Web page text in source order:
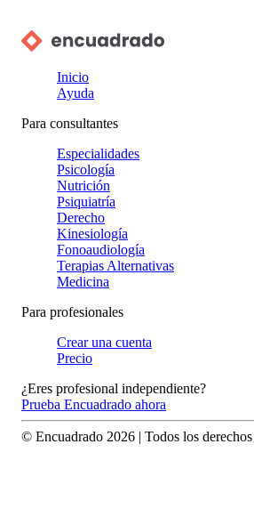
Inicio
Ayuda
Para consultantes
Especialidades
Psicología
Nutrición
Psiquiatría
Derecho
Kinesiología
Fonoaudiología
Terapias Alternativas
Medicina
Para profesionales
Crear una cuenta
Precio
¿Eres profesional independiente?
Prueba Encuadrado ahora
© Encuadrado 2026 | Todos los